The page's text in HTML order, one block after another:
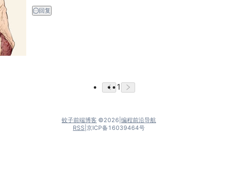
回复
1
蚊子前端博客 ©2026 编程前沿导航
RSS 京ICP备16039464号